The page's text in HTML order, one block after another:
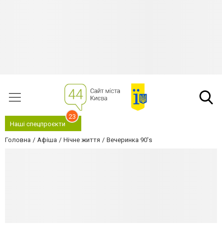
Наші спецпроєкти
23
Головна Афіша Нічне життя Вечеринка 90's